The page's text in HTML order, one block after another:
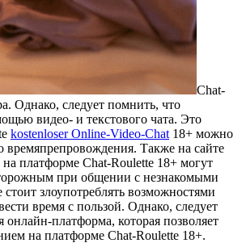
Chat-
Однако, следует помнить, что
видео- и текстового чата. Это
kostenloser Online-Video-Chat 18+ можно
времяпрепровождения. Также на сайте
платформе Chat-Roulette 18+ могут
при общении с незнакомыми
злоупотреблять возможностями
время с пользой. Однако, следует
платформа, которая позволяет
на платформе Chat-Roulette 18+.